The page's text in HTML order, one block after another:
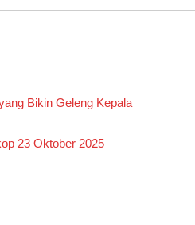
Bikin Geleng Kepala
23 Oktober 2025